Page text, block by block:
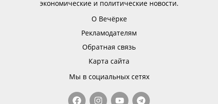
экономические и политические новости.
О Вечёрке
Рекламодателям
Обратная связь
Карта сайта
Мы в социальных сетях